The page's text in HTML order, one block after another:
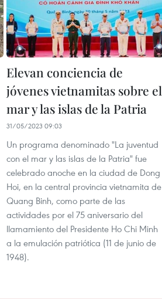
Elevan conciencia de
jóvenes vietnamitas sobre el
mar y las islas de la Patria
31/05/2023 09:03
Un programa denominado "La juventud
con el mar y las islas de la Patria" fue
celebrado anoche en la ciudad de Dong
Hoi, en la central provincia vietnamita de
Quang Binh, como parte de las
actividades por el 75 aniversario del
llamamiento del Presidente Ho Chi Minh
a la emulación patriótica (11 de junio de
1948).